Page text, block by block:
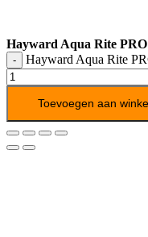
Hayward Aqua Rite
Hayward Aqua Rite
Toevoegen aan